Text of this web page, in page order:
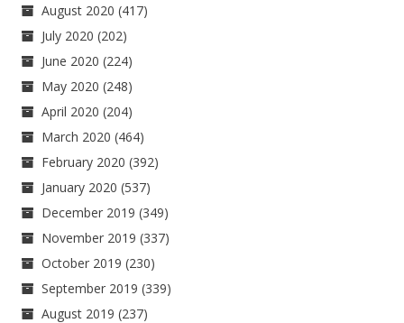
August 2020 (417)
July 2020 (202)
June 2020 (224)
May 2020 (248)
April 2020 (204)
March 2020 (464)
February 2020 (392)
January 2020 (537)
December 2019 (349)
November 2019 (337)
October 2019 (230)
September 2019 (339)
August 2019 (237)